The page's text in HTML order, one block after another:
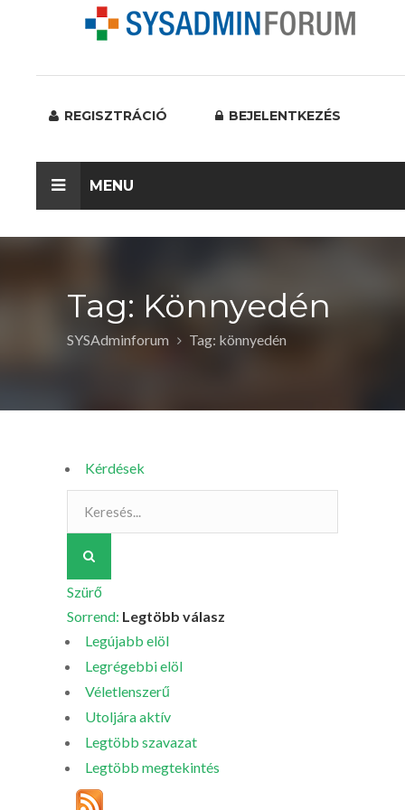
REGISZTRÁCIÓ BEJELENTKEZÉS
MENU
Tag: Könnyedén
SYSAdminforum Tag: könnyedén
Kérdések
Szürő
Sorrend: Legtöbb válasz
Legújabb elöl
Legrégebbi elöl
Véletlenszerű
Utoljára aktív
Legtöbb szavazat
Legtöbb megtekintés